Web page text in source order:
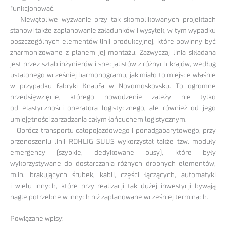
funkcjonować.
Niewątpliwe wyzwanie przy tak skomplikowanych projektach
stanowi także zaplanowanie załadunków i wysyłek, w tym wypadku
poszczególnych elementów linii produkcyjnej, które powinny być
zharmonizowane z planem jej montażu. Zazwyczaj linia składana
jest przez sztab inżynierów i specjalistów z różnych krajów, według
ustalonego wcześniej harmonogramu, jak miało to miejsce właśnie
w przypadku fabryki Knaufa w Novomoskovsku. To ogromne
przedsięwzięcie, którego powodzenie zależy nie tylko
od elastyczności operatora logistycznego, ale również od jego
umiejętności zarządzania całym łańcuchem logistycznym.
Oprócz transportu całopojazdowego i ponadgabarytowego, przy
przenoszeniu linii ROHLIG SUUS wykorzystał także tzw. moduły
emergency (szybkie, dedykowane busy), które były
wykorzystywane do dostarczania różnych drobnych elementów,
m.in. brakujących śrubek, kabli, części łączących, automatyki
i wielu innych, które przy realizacji tak dużej inwestycji bywają
nagle potrzebne w innych niż zaplanowane wcześniej terminach.
Powiązane wpisy: